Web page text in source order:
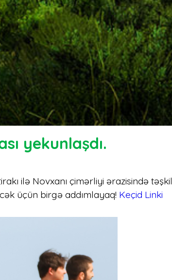
yekunlaşdı.
ilə Novxanı çimərliyi ərazisində təşkil
üçün birgə addımlayaq! Keçid Linki